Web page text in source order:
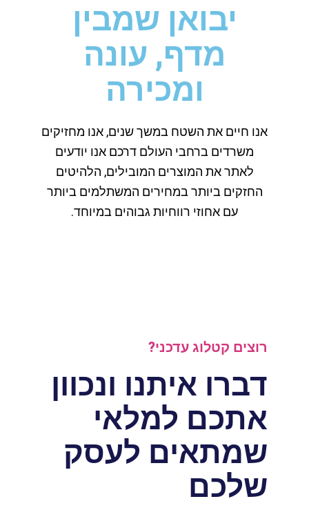
יבואן שמבין
מדף, עונה
ומכירה
אנו חיים את השטח במשך שנים, אנו מחזיקים
משרדים ברחבי העולם דרכם אנו יודעים
לאתר את המוצרים המובילים, הלהיטים
החזקים ביותר במחירים המשתלמים ביותר
עם אחוזי רווחיות גבוהים במיוחד.
רוצים קטלוג עדכני?
דברו איתנו ונכוון
אתכם למלאי
שמתאים לעסק
שלכם